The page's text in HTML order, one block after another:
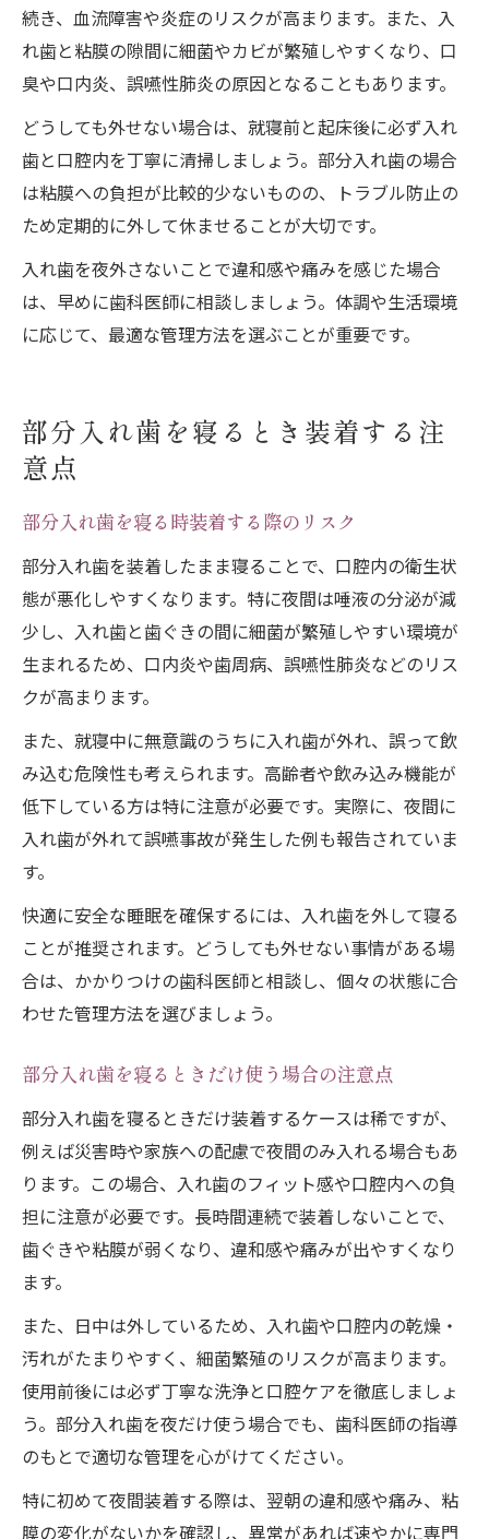
続き、血流障害や炎症のリスクが高まります。また、入
れ歯と粘膜の隙間に細菌やカビが繁殖しやすくなり、口
臭や口内炎、誤嚥性肺炎の原因となることもあります。
どうしても外せない場合は、就寝前と起床後に必ず入れ
歯と口腔内を丁寧に清掃しましょう。部分入れ歯の場合
は粘膜への負担が比較的少ないものの、トラブル防止の
ため定期的に外して休ませることが大切です。
入れ歯を夜外さないことで違和感や痛みを感じた場合
は、早めに歯科医師に相談しましょう。体調や生活環境
に応じて、最適な管理方法を選ぶことが重要です。
部分入れ歯を寝るとき装着する注
意点
部分入れ歯を寝る時装着する際のリスク
部分入れ歯を装着したまま寝ることで、口腔内の衛生状
態が悪化しやすくなります。特に夜間は唾液の分泌が減
少し、入れ歯と歯ぐきの間に細菌が繁殖しやすい環境が
生まれるため、口内炎や歯周病、誤嚥性肺炎などのリス
クが高まります。
また、就寝中に無意識のうちに入れ歯が外れ、誤って飲
み込む危険性も考えられます。高齢者や飲み込み機能が
低下している方は特に注意が必要です。実際に、夜間に
入れ歯が外れて誤嚥事故が発生した例も報告されていま
す。
快適に安全な睡眠を確保するには、入れ歯を外して寝る
ことが推奨されます。どうしても外せない事情がある場
合は、かかりつけの歯科医師と相談し、個々の状態に合
わせた管理方法を選びましょう。
部分入れ歯を寝るときだけ使う場合の注意点
部分入れ歯を寝るときだけ装着するケースは稀ですが、
例えば災害時や家族への配慮で夜間のみ入れる場合もあ
ります。この場合、入れ歯のフィット感や口腔内への負
担に注意が必要です。長時間連続で装着しないことで、
歯ぐきや粘膜が弱くなり、違和感や痛みが出やすくなり
ます。
また、日中は外しているため、入れ歯や口腔内の乾燥・
汚れがたまりやすく、細菌繁殖のリスクが高まります。
使用前後には必ず丁寧な洗浄と口腔ケアを徹底しましょ
う。部分入れ歯を夜だけ使う場合でも、歯科医師の指導
のもとで適切な管理を心がけてください。
特に初めて夜間装着する際は、翌朝の違和感や痛み、粘
膜の変化がないかを確認し、異常があれば速やかに専門